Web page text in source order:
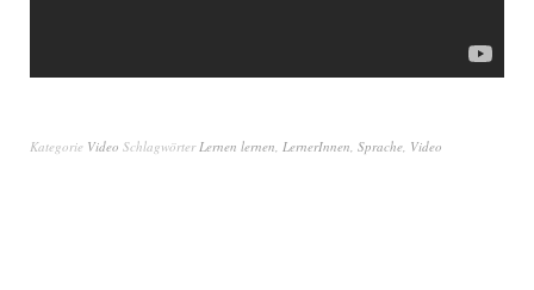
Kategorie Video SchlagwörterLernen lernen, LernerInnen, Sprache, Video